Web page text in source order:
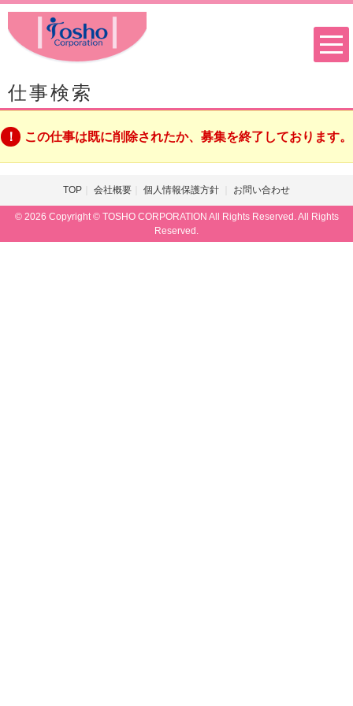
仕事検索
この仕事は既に削除されたか、募集を終了しております。
TOP 会社概要 個人情報保護方針 お問い合わせ
© 2026 Copyright © TOSHO CORPORATION All Rights Reserved. All Rights
Reserved.